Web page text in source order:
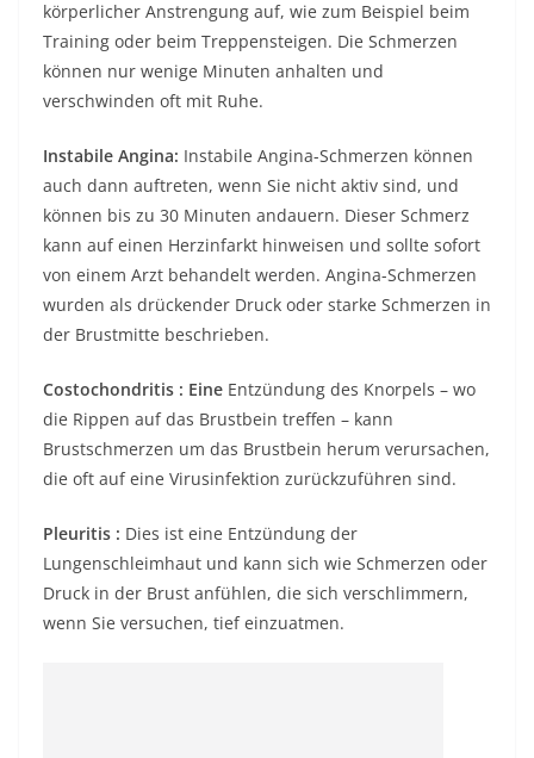
körperlicher Anstrengung auf, wie zum Beispiel beim
Training oder beim Treppensteigen. Die Schmerzen
können nur wenige Minuten anhalten und
verschwinden oft mit Ruhe.
Instabile Angina: Instabile Angina-Schmerzen können
auch dann auftreten, wenn Sie nicht aktiv sind, und
können bis zu 30 Minuten andauern. Dieser Schmerz
kann auf einen Herzinfarkt hinweisen und sollte sofort
von einem Arzt behandelt werden. Angina-Schmerzen
wurden als drückender Druck oder starke Schmerzen in
der Brustmitte beschrieben.
Costochondritis : Eine Entzündung des Knorpels – wo
die Rippen auf das Brustbein treffen – kann
Brustschmerzen um das Brustbein herum verursachen,
die oft auf eine Virusinfektion zurückzuführen sind.
Pleuritis : Dies ist eine Entzündung der
Lungenschleimhaut und kann sich wie Schmerzen oder
Druck in der Brust anfühlen, die sich verschlimmern,
wenn Sie versuchen, tief einzuatmen.